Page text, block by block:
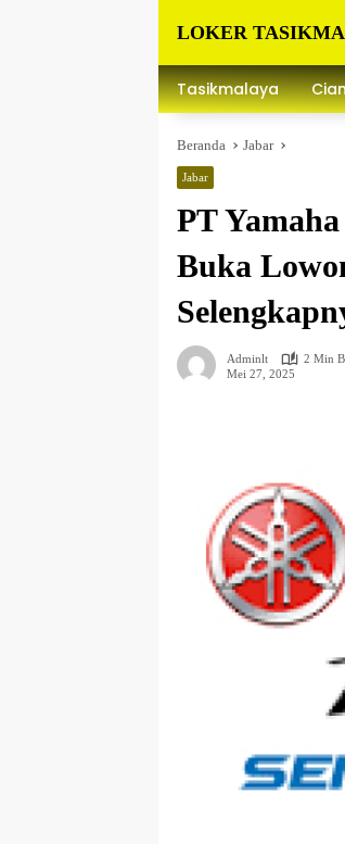
LOKER
Lowongan
Kerja
dan
Sekitarna
Tasikmalaya
Beranda Jabar
Jabar
PT
Buka
Adminlt
2 Min
Mei 27, 2025